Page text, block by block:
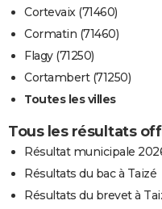
Cortevaix (71460)
Cormatin (71460)
Flagy (71250)
Cortambert (71250)
Toutes les villes
Tous les résultats
Résultat municipale
Résultats du bac à Taizé
Résultats du brevet à